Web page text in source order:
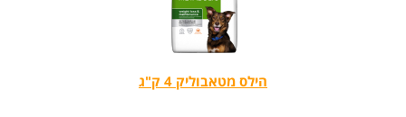
הילס מטאבוליק 4 ק"ג